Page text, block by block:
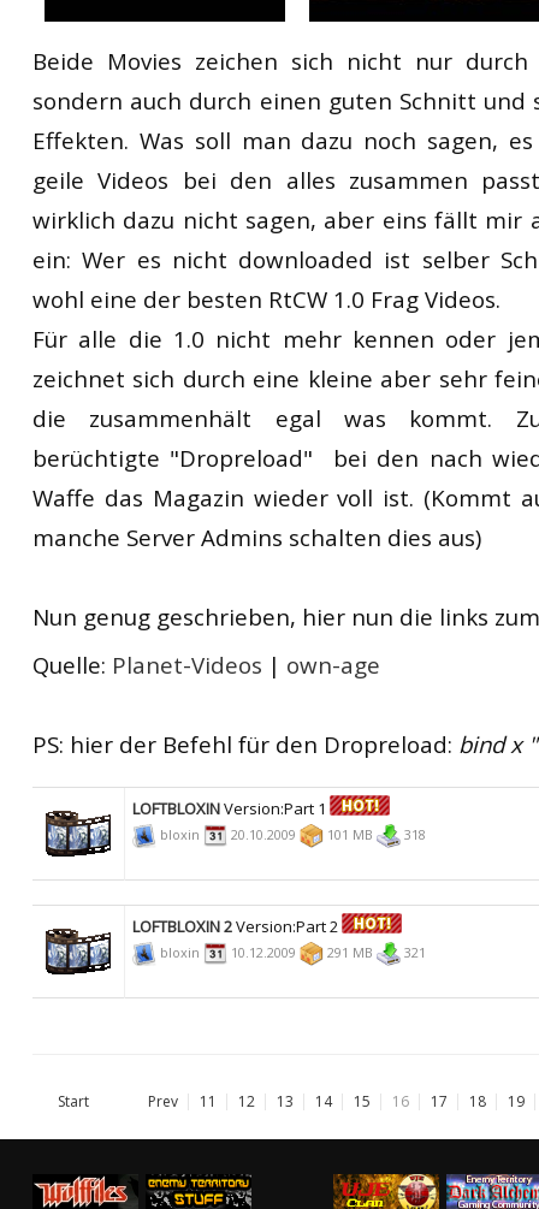
Beide Movies zeichen sich nicht nur
sondern auch durch einen guten Schnitt und
Effekten. Was soll man dazu noch sagen,
geile Videos bei den alles zusammen
wirklich dazu nicht sagen, aber eins fällt mir
ein: Wer es nicht downloaded ist selber
wohl eine der besten RtCW 1.0 Frag Videos.
Für alle die 1.0 nicht mehr kennen oder
zeichnet sich durch eine kleine aber sehr
die zusammenhält egal was kommt.
berüchtigte "Dropreload" bei den nach
Waffe das Magazin wieder voll ist. (Kommt
manche Server Admins schalten dies aus)
Nun genug geschrieben, hier nun die links
Quelle: Planet-Videos | own-age
PS: hier der Befehl für den Dropreload: bind x
LOFTBLOXINVersion:Part 1
bloxin 20.10.2009 101 MB 318
LOFTBLOXIN 2Version:Part 2
bloxin 10.12.2009 291 MB 321
Start Prev 11 12 13 14 15 16 17 18 19